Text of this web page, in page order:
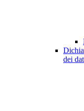
dei